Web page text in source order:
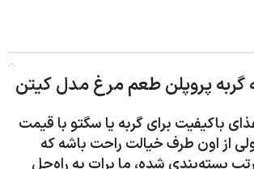
پروپلن طعم مرغ مدل کیتن
باکیفیت برای گربه یا سگتو با قیمت
از اون طرف خیالت راحت باشه که
بسته‌بندی شده، ما برات یه راه‌حل